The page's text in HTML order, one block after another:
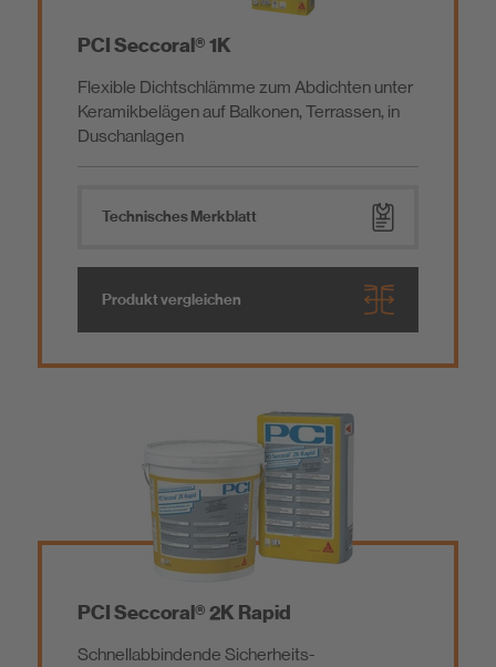
PCI Seccoral® 1K
Flexible Dichtschlämme zum Abdichten unter
Keramikbelägen auf Balkonen, Terrassen, in
Duschanlagen
Technisches Merkblatt
Produkt vergleichen
PCI Seccoral® 2K Rapid
Schnellabbindende Sicherheits-